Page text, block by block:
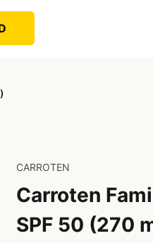
CARROTEN
Carroten
SPF 50 (270